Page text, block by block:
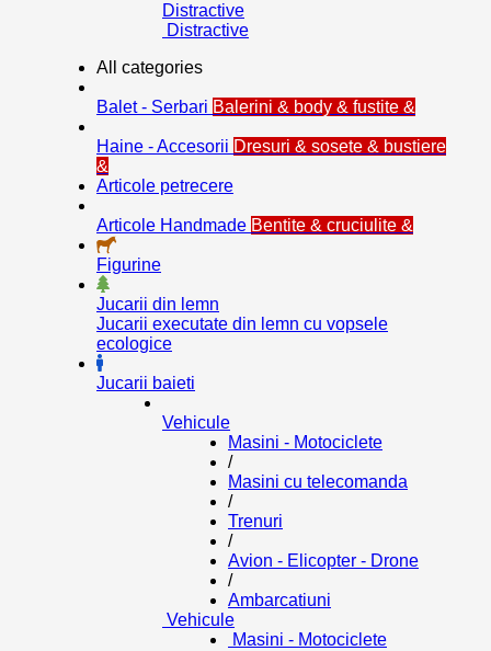
Distractive
Distractive
All categories
Balet - Serbari Balerini & body & fustite &
Haine - Accesorii Dresuri & sosete & bustiere
&
Articole petrecere
Articole Handmade Bentite & cruciulite &
Figurine
Jucarii din lemn
Jucarii executate din lemn cu vopsele
ecologice
Jucarii baieti
Vehicule
Masini - Motociclete
/
Masini cu telecomanda
/
Trenuri
/
Avion - Elicopter - Drone
/
Ambarcatiuni
Vehicule
Masini - Motociclete